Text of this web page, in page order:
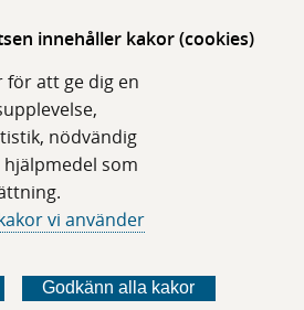
innehåller kakor (cookies)
för att ge dig en
nödvändig
som
vi använder
Godkänn alla kakor